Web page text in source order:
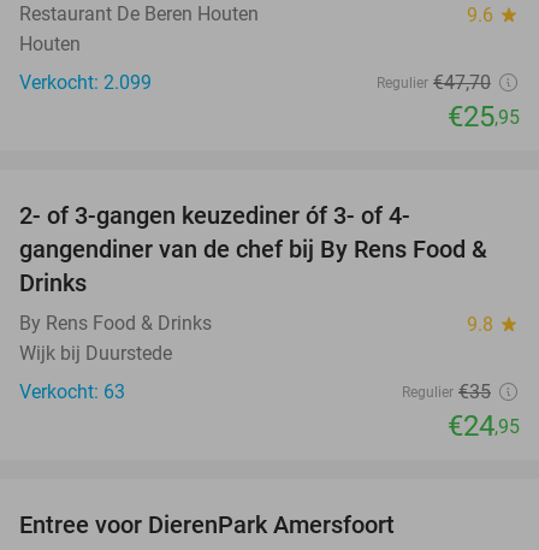
Restaurant De Beren Houten 9.6 star
Houten
Verkocht: 2.099
Regulier €47,70
€25,95
2- of 3-gangen keuzediner óf 3- of 4-
gangendiner van de chef bij By Rens Food &
Drinks
By Rens Food & Drinks 9.8 star
Wijk bij Duurstede
Verkocht: 63
Regulier €35
€24,95
Entree voor DierenPark Amersfoort